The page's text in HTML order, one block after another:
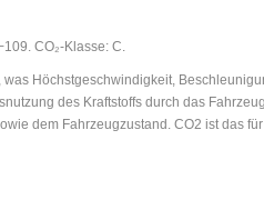
CO₂-Klasse: C.
Höchstgeschwindigkeit,
des Kraftstoffs durch das
dem Fahrzeugzustand. CO2 ist das